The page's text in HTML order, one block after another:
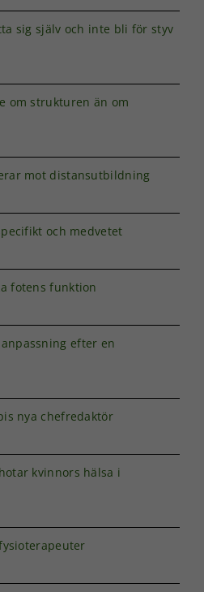
sig själv och inte bli för styv
om strukturen än om
mot distansutbildning
och medvetet
fotens funktion
efter en
nya chefredaktör
kvinnors hälsa i